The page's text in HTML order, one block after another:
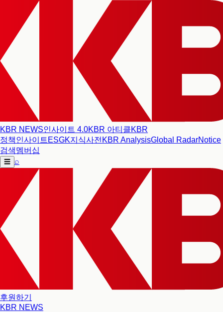
KBR NEWS인사이트 4.0KBR 아티클KBR
정책인사이트 ESGK지식사전 KBR AnalysisGlobal RadarNotice
검색멤버십
☰ ⌕
후원하기
KBR NEWS